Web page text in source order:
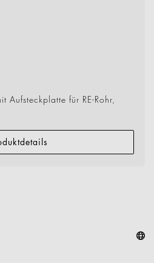
Aufsteckplatte für RE-Rohr,